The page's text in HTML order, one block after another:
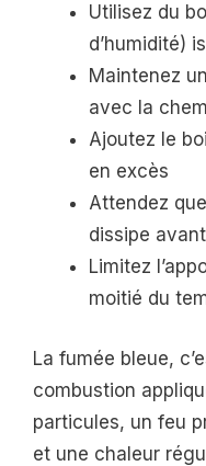
Utilisez du
d’humidité)
Maintenez
avec la
Ajoutez le
en excès
Attendez
dissipe
Limitez
moitié du
La fumée bleue,
combustion
particules, un feu
et une chaleur